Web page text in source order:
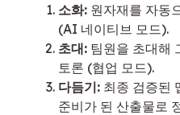
소화: 원자재를 자동
(AI 네이티브 모드).
초대: 팀원을 초대해
토론 (협업 모드).
다듬기: 최종 검증된
준비가 된 산출물로